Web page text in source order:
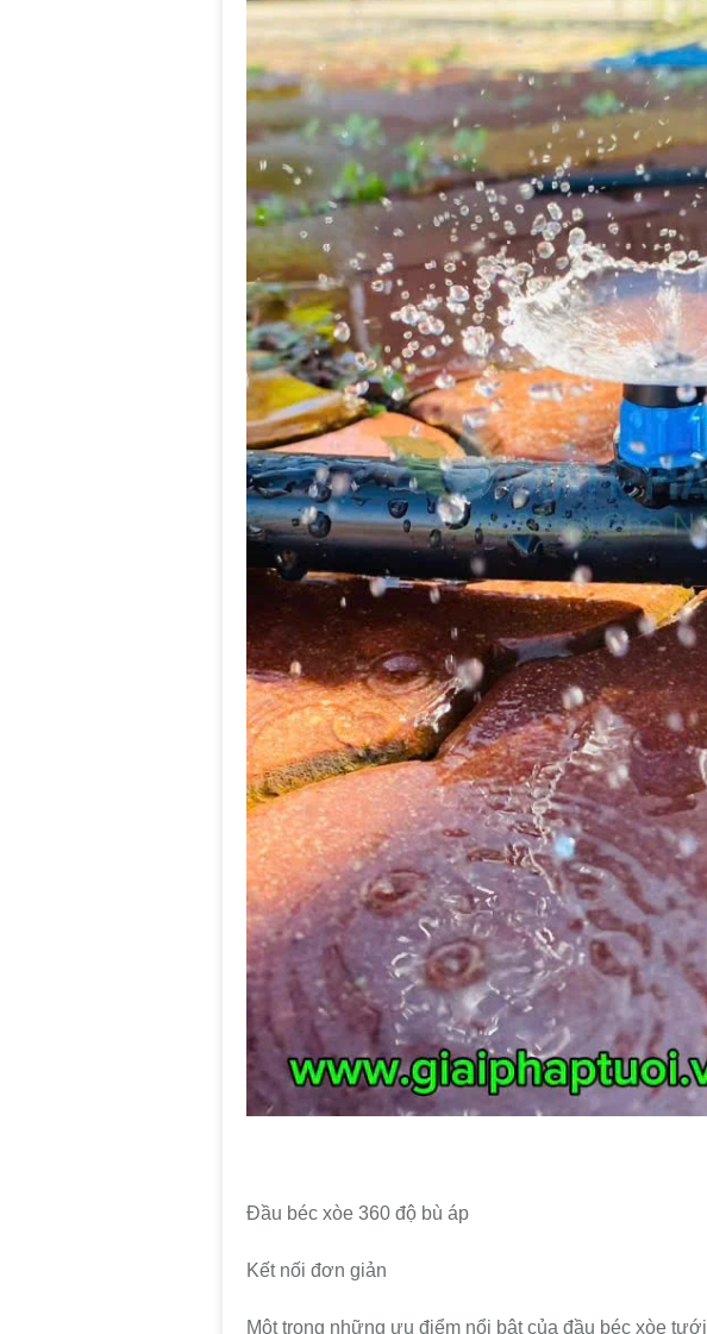
Đầu béc xòe 360 độ bù áp
Kết nối đơn giản
Một trong những ưu điểm nổi bật của đầu béc xòe